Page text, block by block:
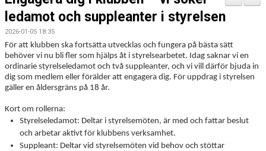
FÖRBUNDSNYHETER
BILDER
BÖRJA TRÄNA JUDO
VECKOSCHEMA
ledamot och suppleanter i styrelsen
2026-01-05 18:35
För att klubben ska fortsätta utvecklas och fungera på bästa sätt
behöver vi nu bli fler som hjälps åt i styrelsearbetet. Idag saknar vi en
ordinarie styrelseledamot och två suppleanter, och vi vill därför bjuda in
dig som medlem eller förälder att engagera dig. För uppdrag i styrelsen
gäller en åldersgräns på 18 år.
Kort om rollerna:
Styrelseledamot: Deltar i styrelsemöten, är med och fattar beslut
och arbetar aktivt för klubbens verksamhet.
Suppleant: Deltar vid styrelsemöten vid behov och stöttar